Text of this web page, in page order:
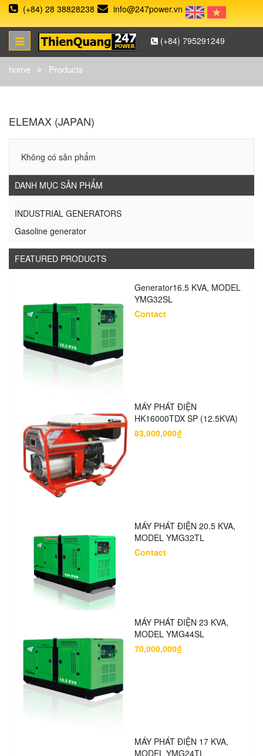
(+84) 28 38828238 info@247power.vn
(+84) 795291249
home Products
ELEMAX (JAPAN)
Không có sản phẩm
DANH MỤC SẢN PHẨM
INDUSTRIAL GENERATORS
Gasoline generator
FEATURED PRODUCTS
Generator16.5 KVA, MODEL
YMG32SL
Contact
MÁY PHÁT ĐIỆN
HK16000TDX SP (12.5KVA)
83,000,000₫
MÁY PHÁT ĐIỆN 20.5 KVA,
MODEL YMG32TL
Contact
MÁY PHÁT ĐIỆN 23 KVA,
MODEL YMG44SL
70,000,000₫
MÁY PHÁT ĐIỆN 17 KVA,
MODEL YMG24TL